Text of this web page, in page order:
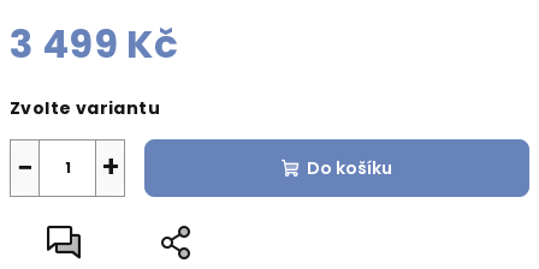
3 499 Kč
cena:
Zvolte variantu
+
− Do košíku